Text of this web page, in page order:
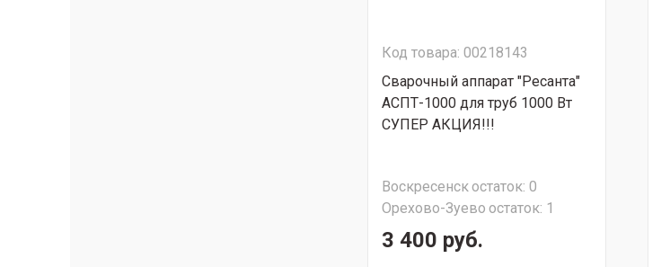
Код товара: 00218143
Сварочный аппарат "Ресанта"
АСПТ-1000 для труб 1000 Вт
СУПЕР АКЦИЯ!!!
Воскресенскостаток: 0
Орехово-Зуево остаток: 1
3 400 руб.